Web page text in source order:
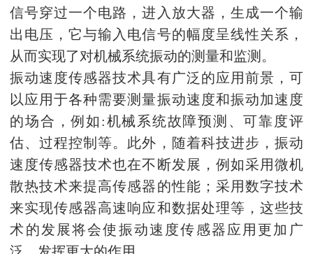
信号穿过一个电路，进入放大器，生成一个输
出电压，它与输入电信号的幅度呈线性关系，
从而实现了对机械系统振动的测量和监测。
振动速度传感器技术具有广泛的应用前景，可
以应用于各种需要测量振动速度和振动加速度
的场合，例如:机械系统故障预测、可靠度评
估、过程控制等。此外，随着科技进步，振动
速度传感器技术也在不断发展，例如采用微机
散热技术来提高传感器的性能；采用数字技术
来实现传感器高速响应和数据处理等，这些技
术的发展将会使振动速度传感器应用更加广